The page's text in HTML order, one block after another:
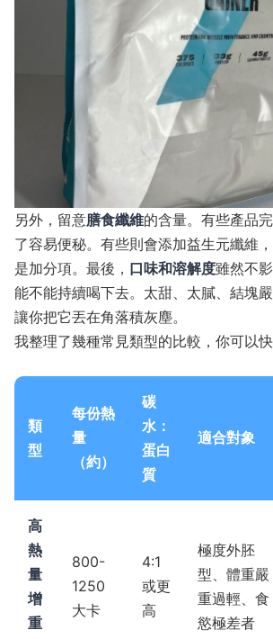
另外，留意膳食纖維的含量。有些產品
了容易便秘。有些則會添加益生元纖維
是加分項。最後， 口味和溶解度雖然不
能不能持續喝下去。太甜、太膩、結塊
讓你把它丟在角落積灰塵。
我整理了幾種常見類型的比較，你可以
類
型
每份熱
量
（約）
碳
水：
蛋白
質
適合對象
高
熱
量
增
重
800-
1250
大卡
4:1
或更
高
極度外胚
型、體重嚴
重過輕、食
慾極差者